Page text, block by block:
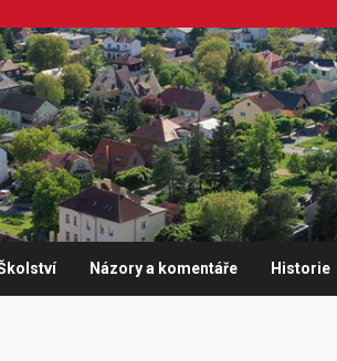
Názory a komentáře Historie